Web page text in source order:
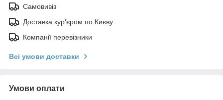
Самовивіз
Доставка кур'єром по Києву
Компанії перевізники
Всі умови доставки
Умови оплати